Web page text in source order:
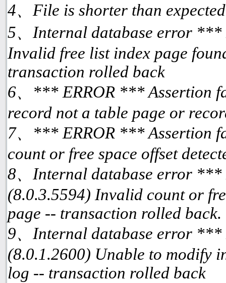
4、File is shorter than expected
5、Internal database error ***
Invalid free list index page
transaction rolled back
6、*** ERROR *** Assertion
record not a table page or
7、*** ERROR *** Assertion
count or free space offset
8、Internal database error ***
(8.0.3.5594) Invalid count or
page -- transaction rolled back.
9、Internal database error
(8.0.1.2600) Unable to modify
log -- transaction rolled back